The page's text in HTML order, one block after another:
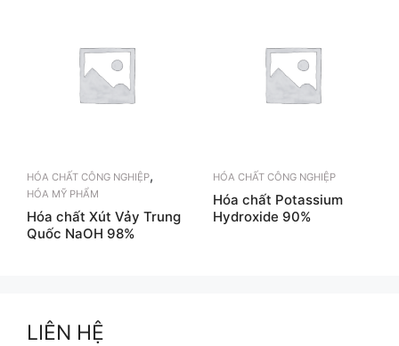
HÓA CHẤT CÔNG NGHIỆP,
HÓA MỸ PHẨM
Hóa chất Xút Vảy Trung
Quốc NaOH 98%
HÓA CHẤT CÔNG NGHIỆP
Hóa chất Potassium
Hydroxide 90%
LIÊN HỆ